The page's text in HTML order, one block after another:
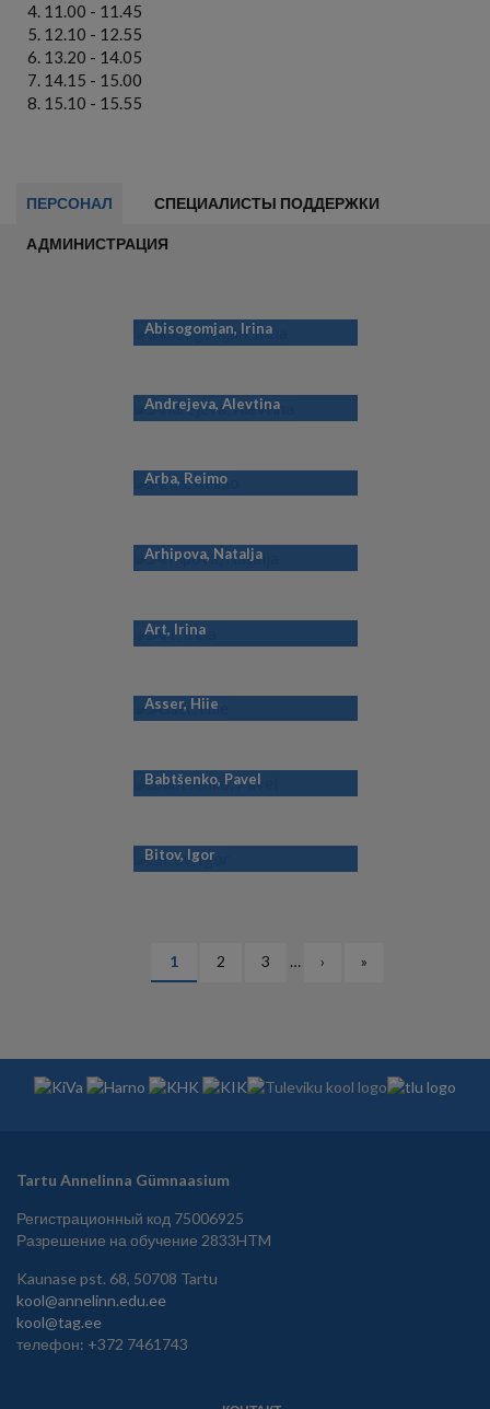
11.00 - 11.45
12.10 - 12.55
13.20 - 14.05
14.15 - 15.00
15.10 - 15.55
ПЕРСОНАЛ СПЕЦИАЛИСТЫ ПОДДЕРЖКИ
АДМИНИСТРАЦИЯ
Abisogomjan, Irina
Andrejeva, Alevtina
Arba, Reimo
Arhipova, Natalja
Art, Irina
Asser, Hiie
Babtšenko, Pavel
Bitov, Igor
Текущая
страница
1 Страница
2 Страница
3 …
Следующая
›
Последняя
»
Tartu Annelinna Gümnaasium
Регистрационный код 75006925
Разрешение на обучение 2833HTM
Kaunase pst. 68, 50708 Tartu
kool@annelinn.edu.ee
kool@tag.ee
телефон: +372 7461743